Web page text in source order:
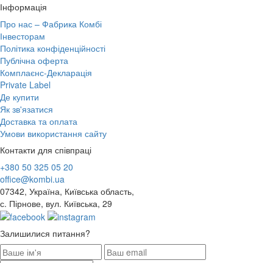
Інформація
Про нас – Фабрика Комбі
Інвесторам
Політика конфіденційності
Публічна оферта
Комплаєнс-Декларація
Private Label
Де купити
Як зв'язатися
Доставка та оплата
Умови використання сайту
Контакти для співпраці
+380 50 325 05 20
office@kombi.ua
07342, Україна, Київська область,
с. Пірнове, вул. Київська, 29
Залишилися питання?